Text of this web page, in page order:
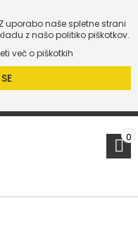
uporabo naše spletne strani
z našo politiko piškotkov.
več o piškotkih
0